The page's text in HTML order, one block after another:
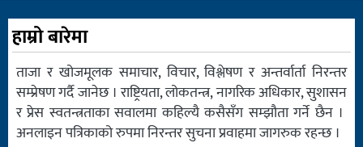
स्वास्थ्य
हाम्रो बारेमा
ताजा र खोजमूलक समाचार, विचार, विश्लेषण र अन्तर्वार्ता निरन्तर
सम्प्रेषण गर्दै जानेछ । राष्ट्रियता, लोकतन्त्र, नागरिक अधिकार, सुशासन
र प्रेस स्वतन्त्रताका सवालमा कहिल्यै कसैसँग सम्झौता गर्ने छैन ।
अनलाइन पत्रिकाको रुपमा निरन्तर सुचना प्रवाहमा जागरुक रहन्छ ।